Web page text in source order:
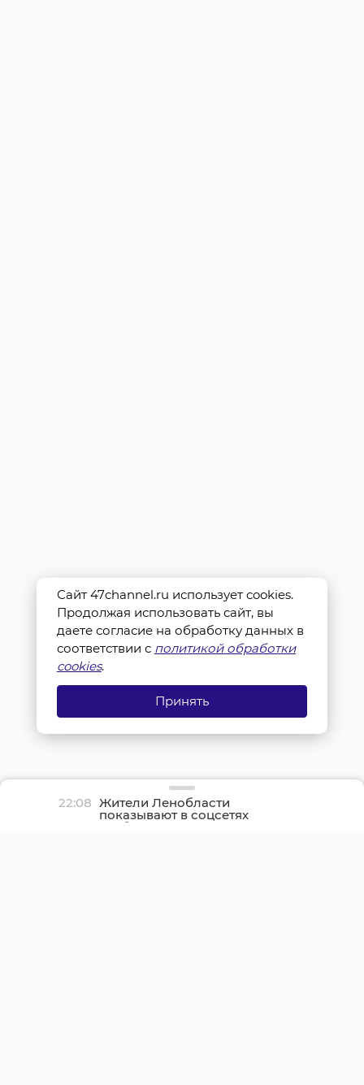
22:08 Жители Ленобласти
показывают в соцсетях
грибные трофеи
Сайт 47channel.ru использует cookies.
Продолжая использовать сайт, вы
даете согласие на обработку данных в
соответствии с политикой обработки
cookies.
Принять